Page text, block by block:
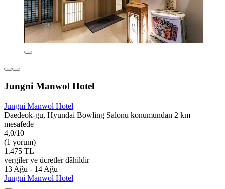
Jungni Manwol Hotel
Jungni Manwol Hotel
Daedeok-gu, Hyundai Bowling Salonu konumundan 2 km
mesafede
4,0/10
(1 yorum)
1.475 TL
vergiler ve ücretler dâhildir
13 Ağu - 14 Ağu
Jungni Manwol Hotel